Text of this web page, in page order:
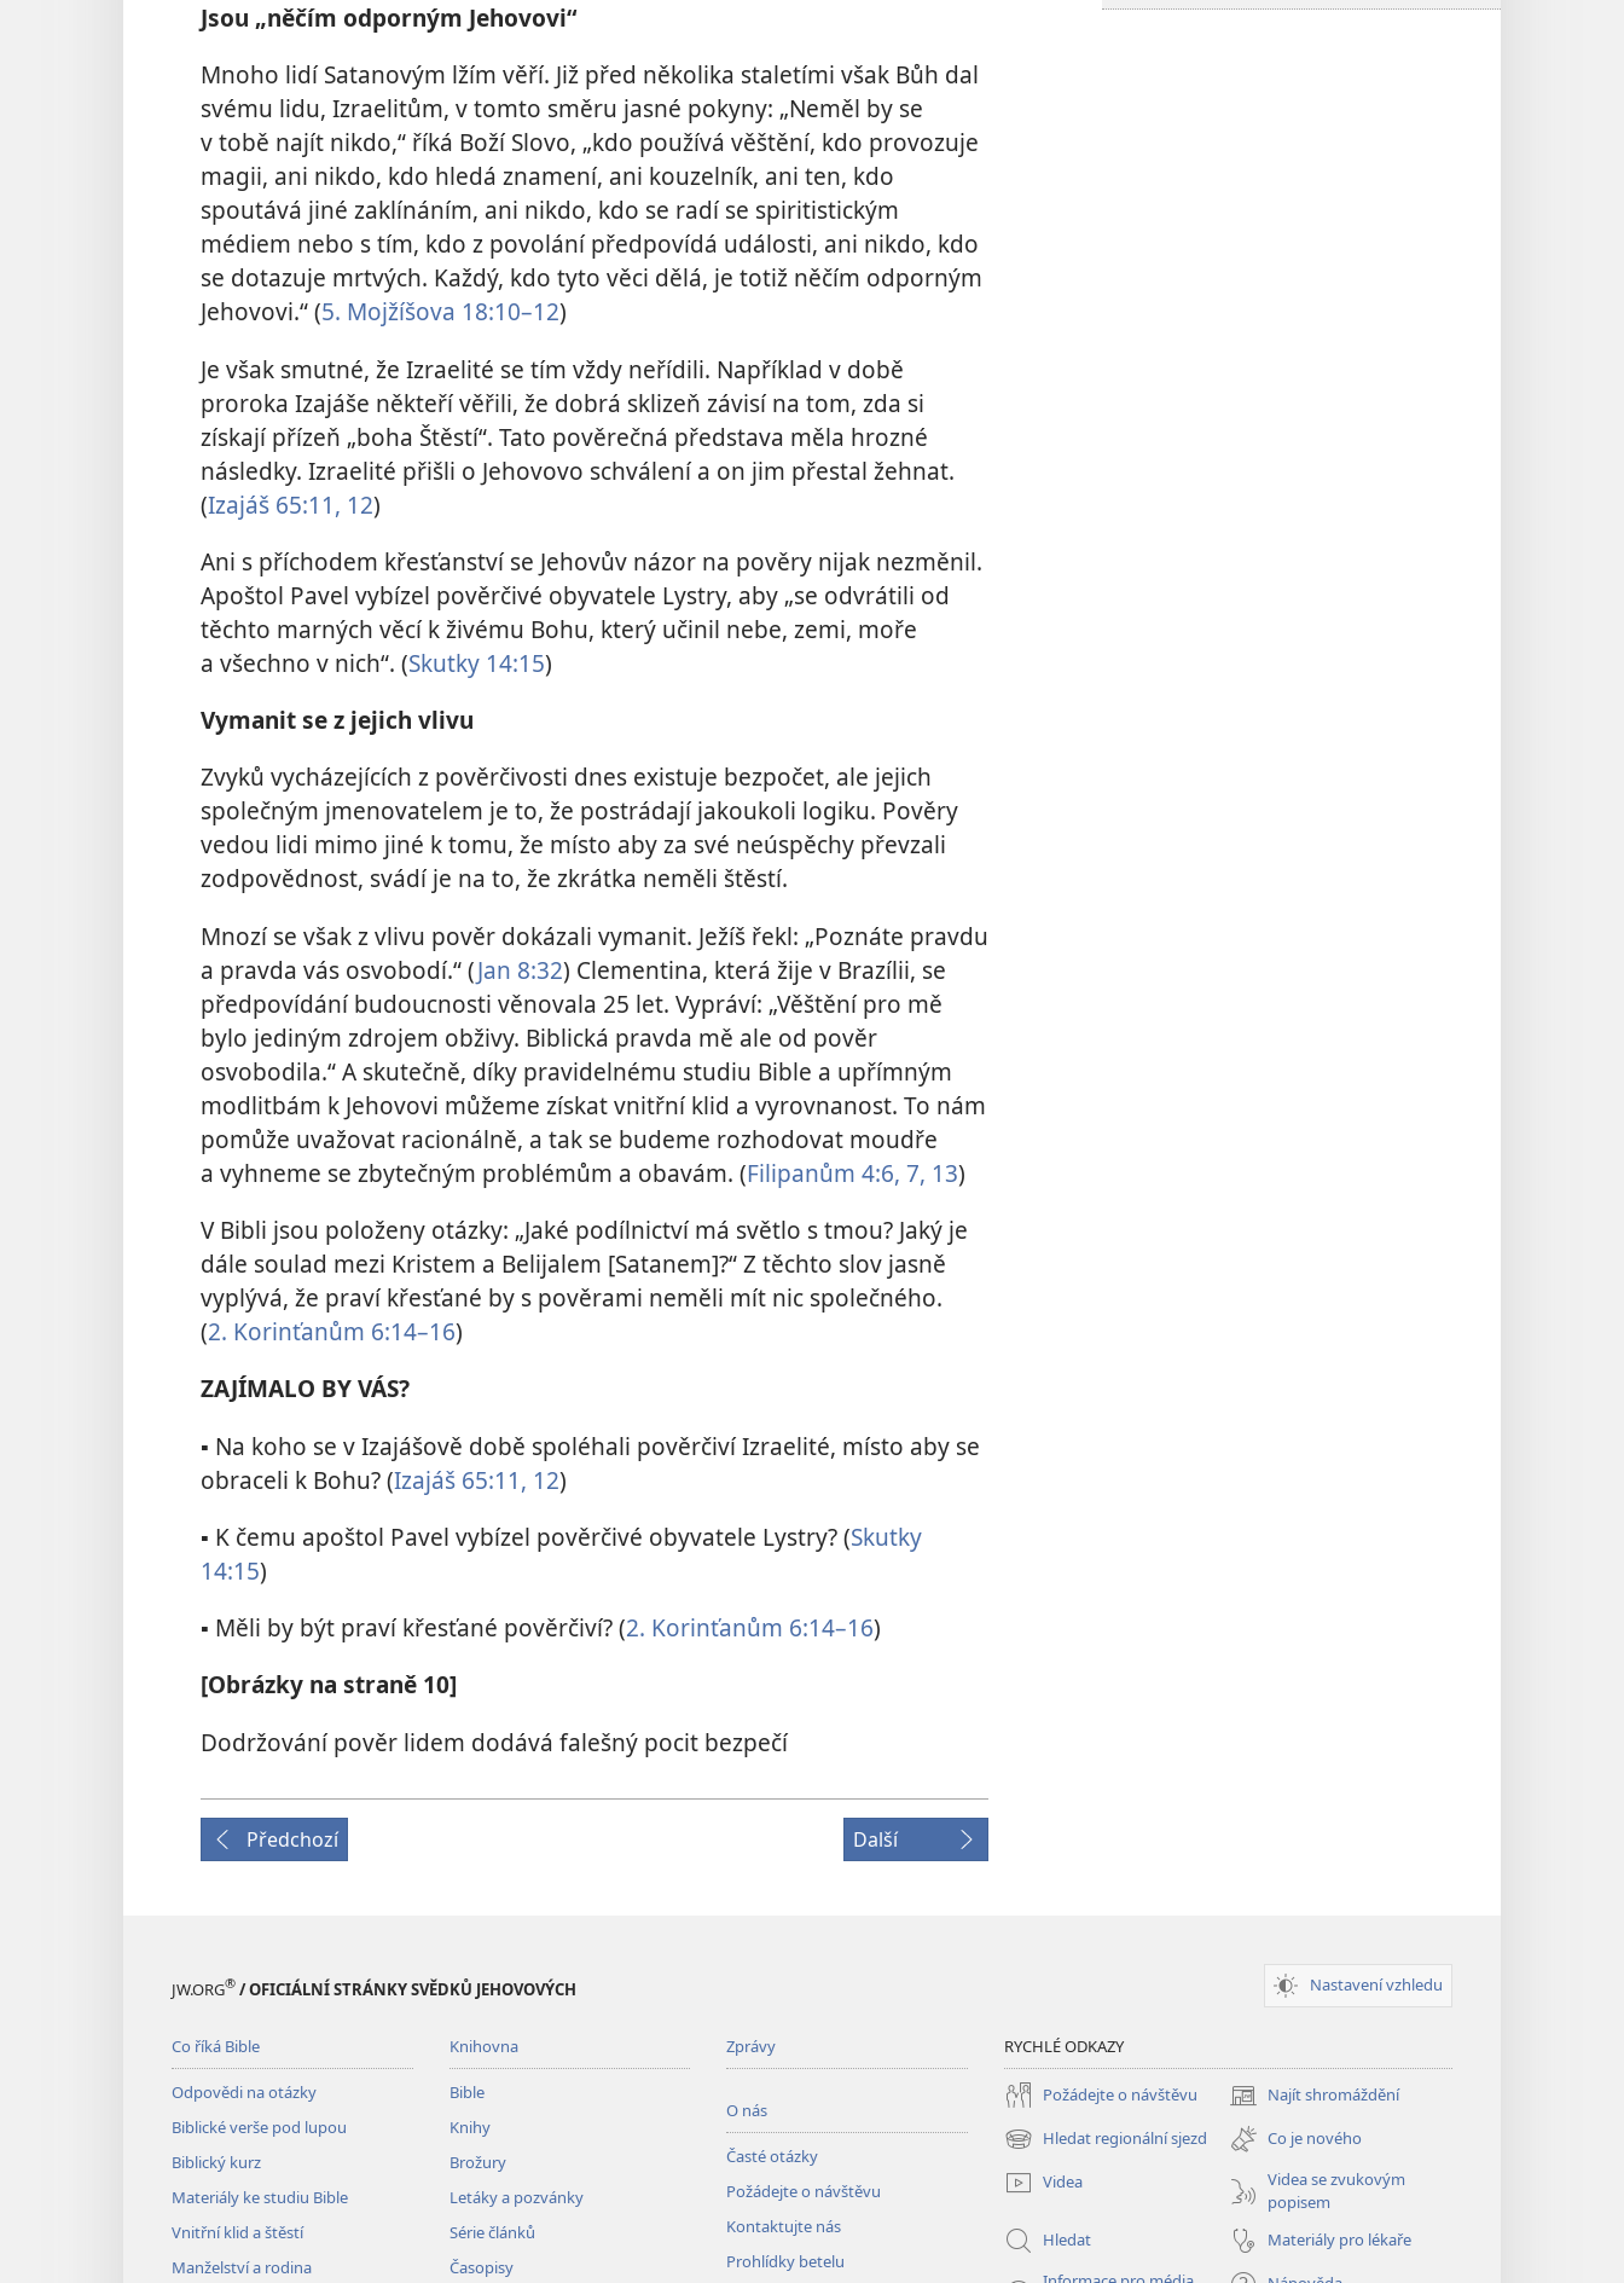
Jsou „něčím odporným Jehovovi“
Mnoho lidí Satanovým lžím věří. Již před několika staletími však Bůh dal
svému lidu, Izraelitům, v tomto směru jasné pokyny: „Neměl by se
v tobě najít nikdo,“ říká Boží Slovo, „kdo používá věštění, kdo provozuje
magii, ani nikdo, kdo hledá znamení, ani kouzelník, ani ten, kdo
spoutává jiné zaklínáním, ani nikdo, kdo se radí se spiritistickým
médiem nebo s tím, kdo z povolání předpovídá události, ani nikdo, kdo
se dotazuje mrtvých. Každý, kdo tyto věci dělá, je totiž něčím odporným
Jehovovi.“ (5. Mojžíšova 18:10–12)
Je však smutné, že Izraelité se tím vždy neřídili. Například v době
proroka Izajáše někteří věřili, že dobrá sklizeň závisí na tom, zda si
získají přízeň „boha Štěstí“. Tato pověrečná představa měla hrozné
následky. Izraelité přišli o Jehovovo schválení a on jim přestal žehnat.
(Izajáš 65:11, 12)
Ani s příchodem křesťanství se Jehovův názor na pověry nijak nezměnil.
Apoštol Pavel vybízel pověrčivé obyvatele Lystry, aby „se odvrátili od
těchto marných věcí k živému Bohu, který učinil nebe, zemi, moře
a všechno v nich“. (Skutky 14:15)
Vymanit se z jejich vlivu
Zvyků vycházejících z pověrčivosti dnes existuje bezpočet, ale jejich
společným jmenovatelem je to, že postrádají jakoukoli logiku. Pověry
vedou lidi mimo jiné k tomu, že místo aby za své neúspěchy převzali
zodpovědnost, svádí je na to, že zkrátka neměli štěstí.
Mnozí se však z vlivu pověr dokázali vymanit. Ježíš řekl: „Poznáte pravdu
a pravda vás osvobodí.“ (Jan 8:32) Clementina, která žije v Brazílii, se
předpovídání budoucnosti věnovala 25 let. Vypráví: „Věštění pro mě
bylo jediným zdrojem obživy. Biblická pravda mě ale od pověr
osvobodila.“ A skutečně, díky pravidelnému studiu Bible a upřímným
modlitbám k Jehovovi můžeme získat vnitřní klid a vyrovnanost. To nám
pomůže uvažovat racionálně, a tak se budeme rozhodovat moudře
a vyhneme se zbytečným problémům a obavám. (Filipanům 4:6, 7, 13)
V Bibli jsou položeny otázky: „Jaké podílnictví má světlo s tmou? Jaký je
dále soulad mezi Kristem a Belijalem [Satanem]?“ Z těchto slov jasně
vyplývá, že praví křesťané by s pověrami neměli mít nic společného.
(2. Korinťanům 6:14–16)
ZAJÍMALO BY VÁS?
▪ Na koho se v Izajášově době spoléhali pověrčiví Izraelité, místo aby se
obraceli k Bohu? (Izajáš 65:11, 12)
▪ K čemu apoštol Pavel vybízel pověrčivé obyvatele Lystry? (Skutky
14:15)
▪ Měli by být praví křesťané pověrčiví? (2. Korinťanům 6:14–16)
[Obrázky na straně 10]
Dodržování pověr lidem dodává falešný pocit bezpečí
Předchozí Další
JW.ORG® / OFICIÁLNÍ STRÁNKY SVĚDKŮ JEHOVOVÝCH Nastavení vzhledu
Co říká Bible
Odpovědi na otázky
Biblické verše pod lupou
Biblický kurz
Materiály ke studiu Bible
Vnitřní klid a štěstí
Manželství a rodina
Knihovna
Bible
Knihy
Brožury
Letáky a pozvánky
Série článků
Časopisy
Zprávy
O nás
Časté otázky
Požádejte o návštěvu
Kontaktujte nás
Prohlídky betelu
RYCHLÉ ODKAZY
Požádejte o návštěvu Najít shromáždění
(otevřeno
nové
okno)
Hledat regionální sjezd
(otevřeno
nové
okno)
Co je nového
Videa
Videa se zvukovým
popisem
Hledat
Materiály pro lékaře